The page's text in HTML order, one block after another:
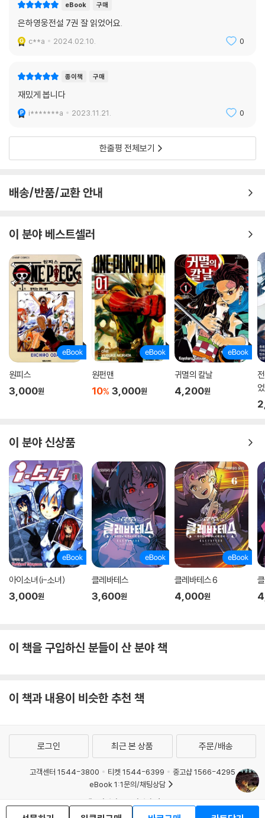
eBook 구매
은하영웅전설 7권 잘 읽었어요.
c**a 2024.02.10. 0
종이책 구매
재밌게 봅니다
i*******a 2023.11.21. 0
한줄평 전체보기
배송/반품/교환 안내
이 분야 베스트셀러
원피스
3,000원
원펀맨
10% 3,000원
귀멸의 칼날
4,200원
이 분야 신상품
아이소녀(i-소녀)
3,000원
클레바테스
3,600원
클레바테스 6
4,000원
이 책을 구입하신 분들이 산 분야 책
이 책과 내용이 비슷한 추천 책
로그인 최근 본 상품 주문/배송
고객센터 1544-3800 티켓 1544-6399
중고샵 1566-4295
eBook 1:1문의/채팅상담
예스이십사(주) 사업자 정보